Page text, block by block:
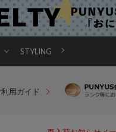
STYLING
利用ガイド